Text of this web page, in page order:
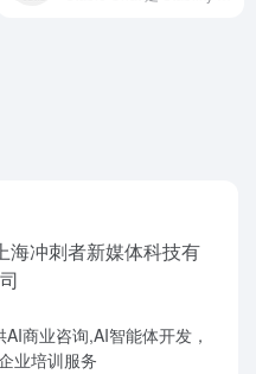
商业咨询,AI智能体开发，
业培训服务